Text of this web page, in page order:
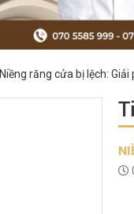
Niềng răng cửa bị lệch: